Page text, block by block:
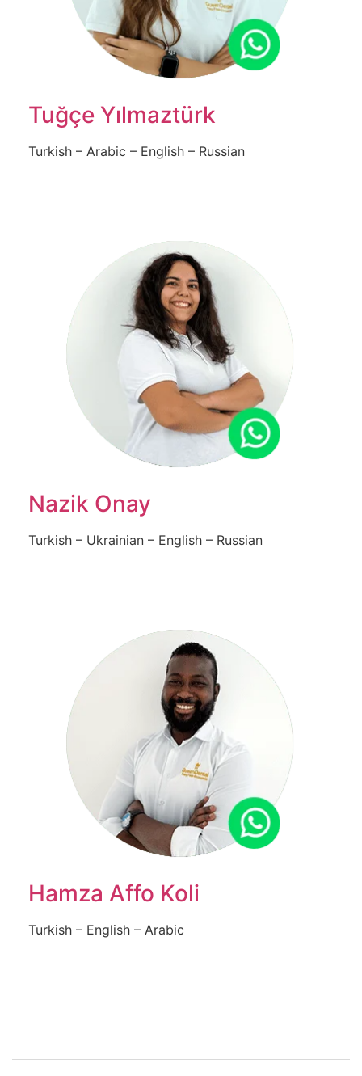
Tuğçe Yılmaztürk
Turkish – Arabic – English – Russian
Nazik Onay
Turkish – Ukrainian – English – Russian
Hamza Affo Koli
Turkish – English – Arabic